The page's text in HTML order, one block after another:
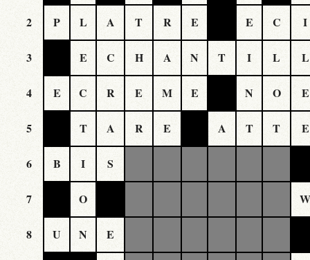
2 P L A T R E E C I
3 E C H A N T I L L
4 E C R E M E N O E
5 T A R E A T T E
6 B I S
7 O
8 U N E